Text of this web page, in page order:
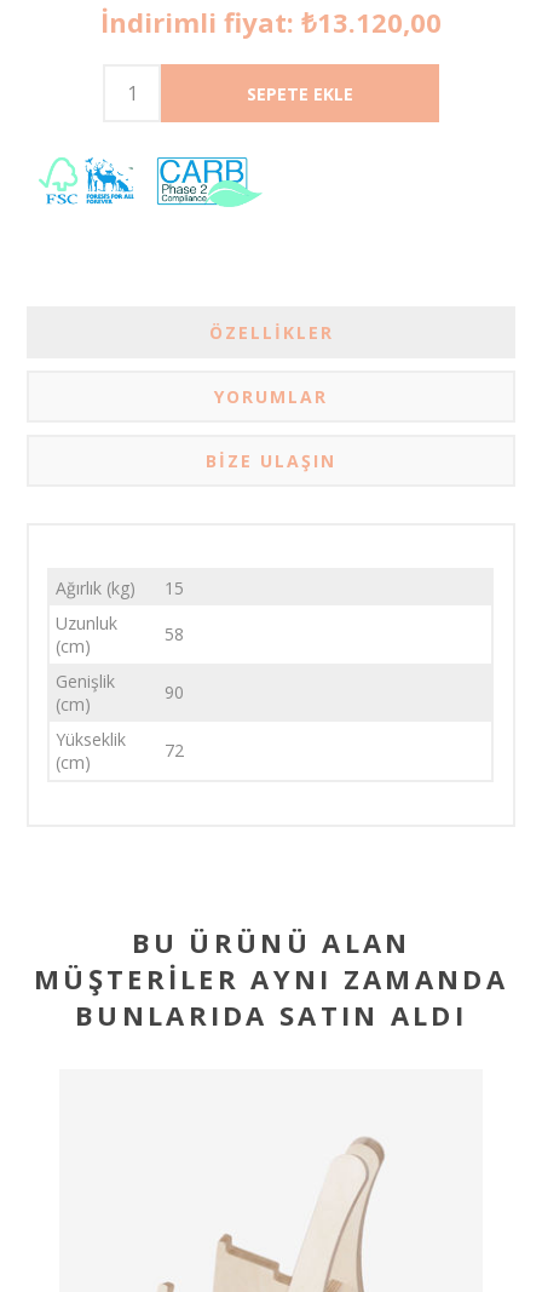
İndirimli fiyat: ₺13.120,00
ÖZELLIKLER
YORUMLAR
BIZE ULAŞIN
Ağırlık (kg)
15
Uzunluk
(cm)
58
Genişlik
(cm)
90
Yükseklik
(cm)
72
BU ÜRÜNÜ ALAN
MÜŞTERILER AYNI ZAMANDA
BUNLARIDA SATIN ALDI